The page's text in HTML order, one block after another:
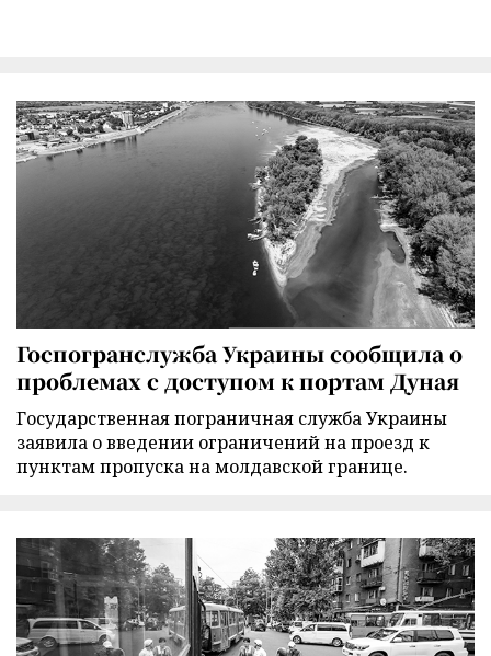
Госпогранслужба Украины сообщила о
проблемах с доступом к портам Дуная
Государственная пограничная служба Украины
заявила о введении ограничений на проезд к
пунктам пропуска на молдавской границе.